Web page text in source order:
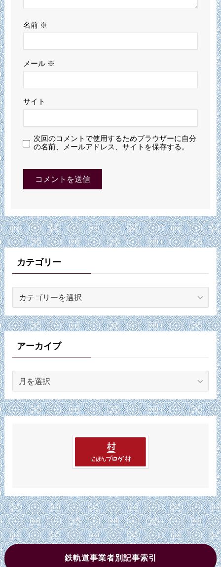
名前 ※
メール ※
サイト
次回のコメントで使用するためブラウザーに自分
の名前、メールアドレス、サイトを保存する。
カテゴリー
ゴ
リ
ーアーカイブ
カ
イ
鉄軌道事業者別記事索引